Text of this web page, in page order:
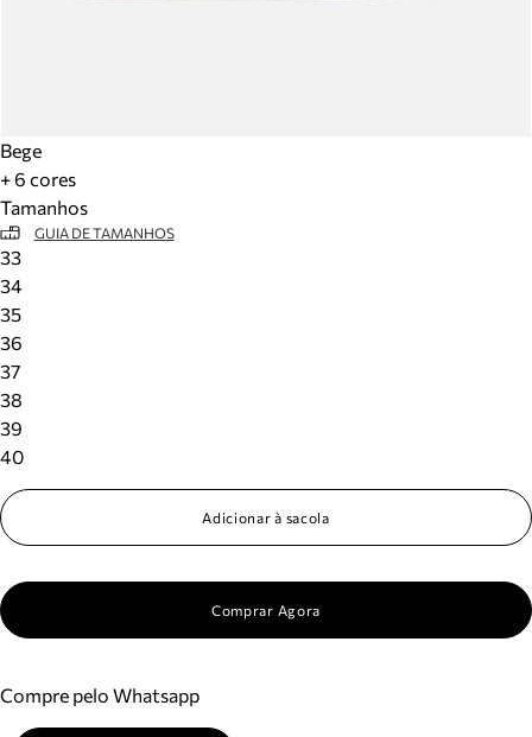
Bege
+ 6 cores
Tamanhos
GUIA DE TAMANHOS
33
34
35
36
37
38
39
40
Adicionar à sacola
Comprar Agora
Compre pelo Whatsapp